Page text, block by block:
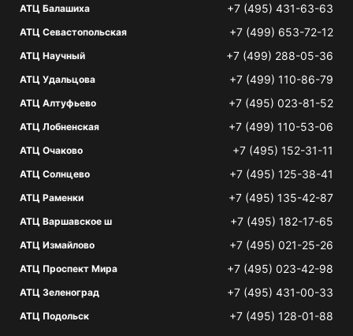
АТЦ Балашиха +7 (495) 431-63-63
АТЦ Севастопольская +7 (499) 653-72-12
АТЦ Научный +7 (499) 288-05-36
АТЦ Удальцова +7 (499) 110-86-79
АТЦ Алтуфьево +7 (495) 023-81-52
АТЦ Лобненская +7 (499) 110-53-06
АТЦ Очаково +7 (495) 152-31-11
АТЦ Солнцево +7 (495) 125-38-41
АТЦ Раменки +7 (495) 135-42-87
АТЦ Варшавское ш +7 (495) 182-17-65
АТЦ Измайлово +7 (495) 021-25-26
АТЦ Проспект Мира +7 (495) 023-42-98
АТЦ Зеленоград +7 (495) 431-00-33
АТЦ Подольск +7 (495) 128-01-88